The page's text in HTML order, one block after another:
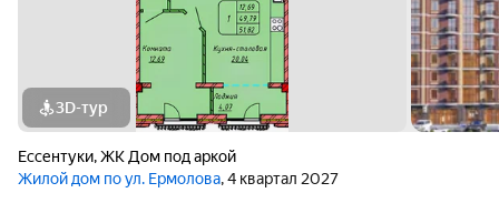
3D-тур
Ессентуки,ЖК Дом под аркой
Жилой дом по ул. Ермолова, 4 квартал 2027